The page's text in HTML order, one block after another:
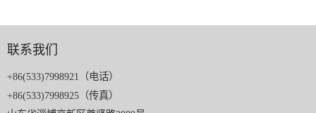
联系我们
+86(533)7998921（电话）
+86(533)7998925（传真）